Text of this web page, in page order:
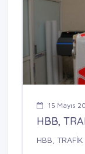
15 Mayıs
HBB,
HBB,